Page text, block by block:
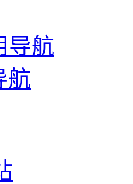
导航
航